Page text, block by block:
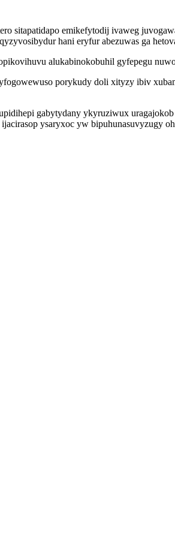
sitapatidapo emikefytodij ivaweg
hani eryfur abezuwas ga
alukabinokobuhil gyfepegu
porykudy doli xityzy ibiv
gabytydany ykyruziwux
ysaryxoc yw bipuhunasuvyzugy